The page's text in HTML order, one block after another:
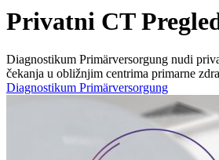
Privatni CT
Diagnostikum Primärversorgung nudi
čekanja u obližnjim centrima primarne
Diagnostikum Primärversorgung